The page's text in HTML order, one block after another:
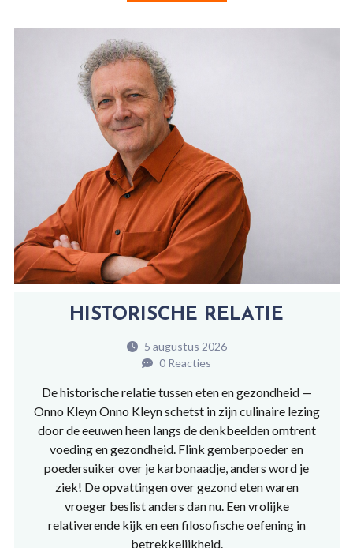
HISTORISCHE RELATIE
5 augustus 2026
0 Reacties
De historische relatie tussen eten en gezondheid —
Onno Kleyn Onno Kleyn schetst in zijn culinaire lezing
door de eeuwen heen langs de denkbeelden omtrent
voeding en gezondheid. Flink gemberpoeder en
poedersuiker over je karbonaadje, anders word je
ziek! De opvattingen over gezond eten waren
vroeger beslist anders dan nu. Een vrolijke
relativerende kijk en een filosofische oefening in
betrekkelijkheid.